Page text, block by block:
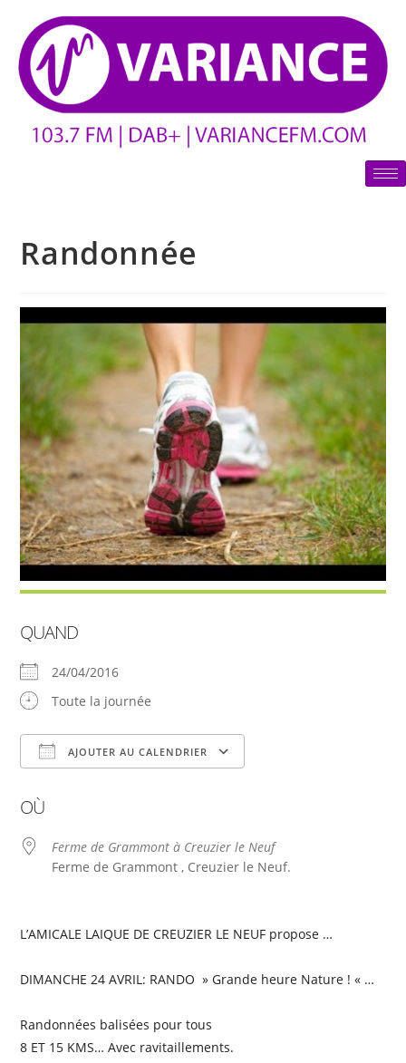
Randonnée
QUAND
24/04/2016
Toute la journée
AJOUTER AU CALENDRIER
OÙ
Ferme de Grammont à Creuzier le Neuf
Ferme de Grammont , Creuzier le Neuf.
L’AMICALE LAIQUE DE CREUZIER LE NEUF propose …
DIMANCHE 24 AVRIL: RANDO » Grande heure Nature ! « …
Randonnées balisées pour tous
8 ET 15 KMS… Avec ravitaillements.